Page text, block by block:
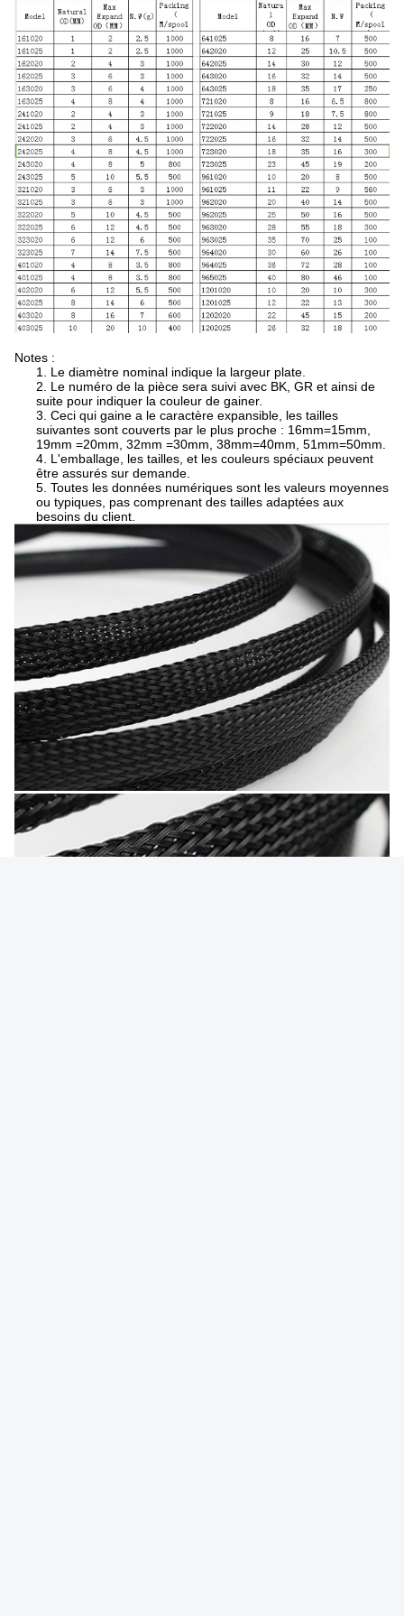
Notes :
1. Le diamètre nominal indique la largeur plate.
2. Le numéro de la pièce sera suivi avec BK, GR et ainsi de
suite pour indiquer la couleur de gainer.
3. Ceci qui gaine a le caractère expansible, les tailles
suivantes sont couverts par le plus proche : 16mm=15mm,
19mm =20mm, 32mm =30mm, 38mm=40mm, 51mm=50mm.
4. L'emballage, les tailles, et les couleurs spéciaux peuvent
être assurés sur demande.
5. Toutes les données numériques sont les valeurs moyennes
ou typiques, pas comprenant des tailles adaptées aux
besoins du client.